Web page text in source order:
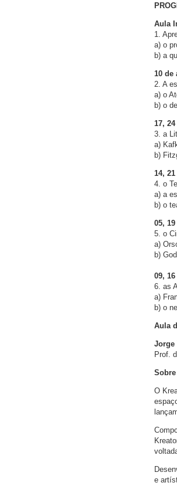
Aula
1.
a) o
b) a
10 de
2. A
a) o
b) o
17,
3. a
a)
b)
14,
4. o
a) a
b) o
05,
5. o
a)
b)
09,
6. as
a)
b) o
Aula
Jorge
Prof.
O
e